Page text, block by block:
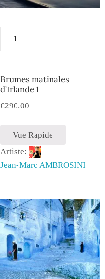
Brumes matinales
d’Irlande 1
€290.00
Vue Rapide
Artiste:
Jean-Marc AMBROSINI